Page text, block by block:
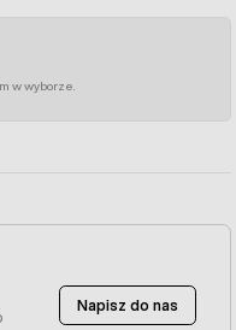
w wyborze.
Napisz do nas